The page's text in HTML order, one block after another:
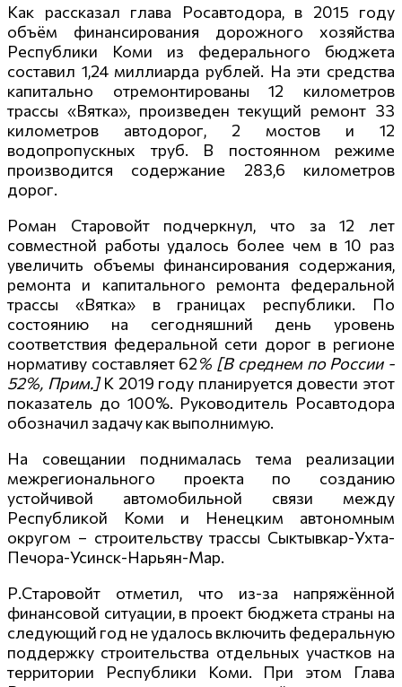
Как рассказал глава Росавтодора, в 2015 году
объём финансирования дорожного хозяйства
Республики Коми из федерального бюджета
составил 1,24 миллиарда рублей. На эти средства
капитально отремонтированы 12 километров
трассы «Вятка», произведен текущий ремонт 33
километров автодорог, 2 мостов и 12
водопропускных труб. В постоянном режиме
производится содержание 283,6 километров
дорог.
Роман Старовойт подчеркнул, что за 12 лет
совместной работы удалось более чем в 10 раз
увеличить объемы финансирования содержания,
ремонта и капитального ремонта федеральной
трассы «Вятка» в границах республики. По
состоянию на сегодняшний день уровень
соответствия федеральной сети дорог в регионе
нормативу составляет 62% [В среднем по России -
52%, Прим.]К 2019 году планируется довести этот
показатель до 100%. Руководитель Росавтодора
обозначил задачу как выполнимую.
На совещании поднималась тема реализации
межрегионального проекта по созданию
устойчивой автомобильной связи между
Республикой Коми и Ненецким автономным
округом – строительству трассы Сыктывкар-Ухта-
Печора-Усинск-Нарьян-Мар.
Р.Старовойт отметил, что из-за напряжённой
финансовой ситуации, в проект бюджета страны на
следующий год не удалось включить федеральную
поддержку строительства отдельных участков на
территории Республики Коми. При этом Глава